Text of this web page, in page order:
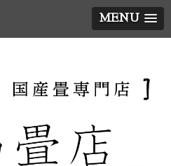
MENU